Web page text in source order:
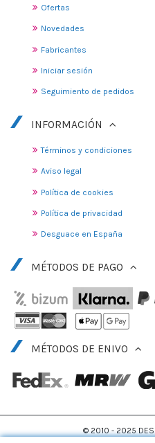
Ofertas
Novedades
Fabricantes
Iniciar sesión
Seguimiento de pedidos
INFORMACIÓN
Términos y condiciones
Aviso legal
Política de cookies
Política de privacidad
Desguace en España
MÉTODOS DE PAGO
MÉTODOS DE ENIVO
© 2010 - 2025